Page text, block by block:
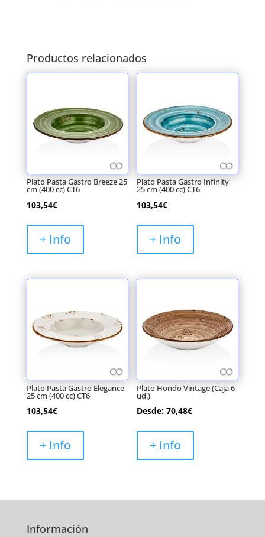
Productos relacionados
Plato Pasta Gastro Breeze 25
cm (400 cc) CT6
103,54€
+ Info
Plato Pasta Gastro Infinity
25 cm (400 cc) CT6
103,54€
+ Info
Plato Pasta Gastro Elegance
25 cm (400 cc) CT6
103,54€
+ Info
Plato Hondo Vintage (Caja 6
ud.)
Desde:70,48€
+ Info
Información